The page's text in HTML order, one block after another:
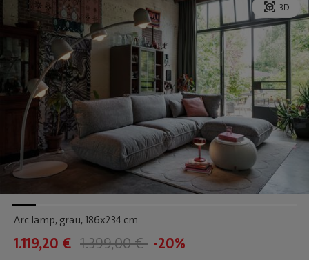
3D
Arc lamp, grau, 186x234 cm
1.119,20 € 1.399,00 € -20%